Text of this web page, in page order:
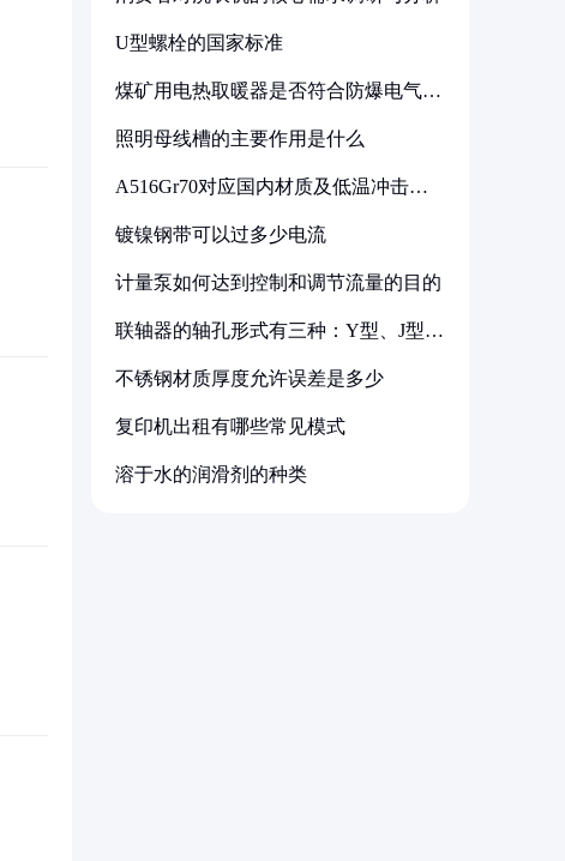
U型螺栓的国家标准
煤矿用电热取暖器是否符合防爆电气设
照明母线槽的主要作用是什么
A516Gr70对应国内材质及低温冲击要
镀镍钢带可以过多少电流
计量泵如何达到控制和调节流量的目的
联轴器的轴孔形式有三种：Y型、J型、
不锈钢材质厚度允许误差是多少
复印机出租有哪些常见模式
溶于水的润滑剂的种类